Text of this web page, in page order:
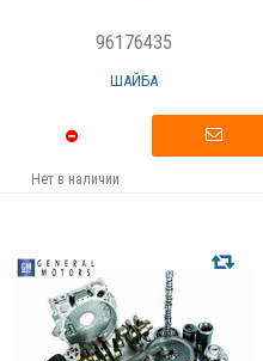
96176435
ШАЙБА
Нет в наличии